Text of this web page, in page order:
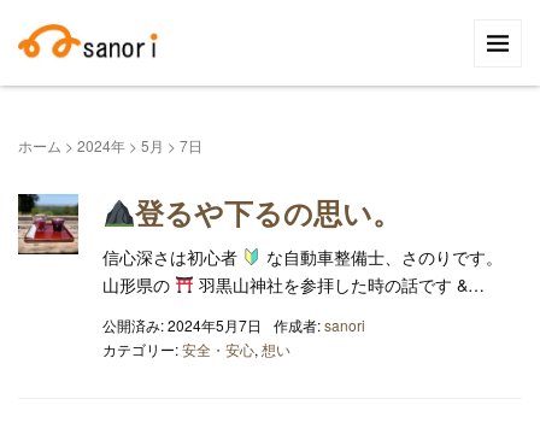
索:
ホーム > 2024年 > 5月 > 7日
登るや下るの思い。
信心深さは初心者
な自動車整備士、さのりです。
山形県の
羽黒山神社を参拝した時の話です &…
公開済み: 2024年5月7日 作成者:sanori
カテゴリー:安全・安心, 想い